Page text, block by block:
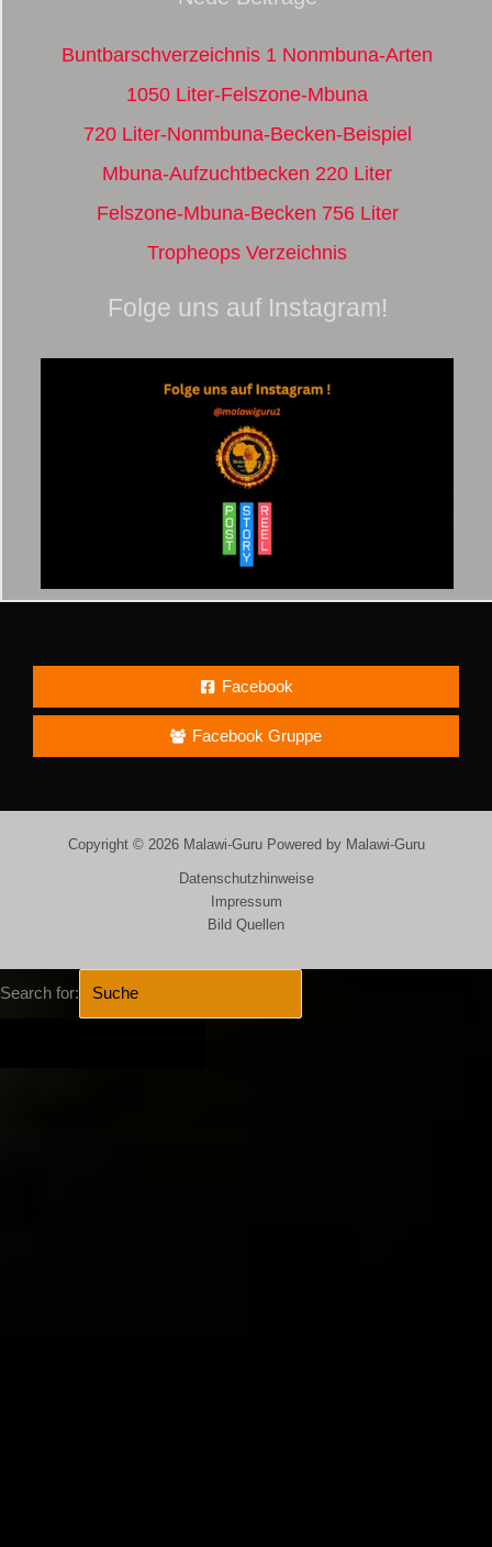
Buntbarschverzeichnis 1 Nonmbuna-Arten
1050 Liter-Felszone-Mbuna
720 Liter-Nonmbuna-Becken-Beispiel
Mbuna-Aufzuchtbecken 220 Liter
Felszone-Mbuna-Becken 756 Liter
Tropheops Verzeichnis
Folge uns auf Instagram!
Facebook
Facebook Gruppe
Copyright © 2026 Malawi-Guru Powered by Malawi-Guru
Datenschutzhinweise
Impressum
Bild Quellen
Search for: